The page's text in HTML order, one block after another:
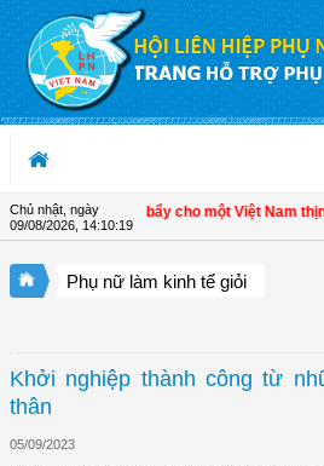
Truy cập nội dung luôn
Chủ nhật, ngày
09/08/2026 14:10:19
tế tư nhân - Đòn bẩy cho một Việt Nam thịnh
Phụ nữ làm kinh tế giỏi
Khởi nghiệp thành công từ
thân
05/09/2023